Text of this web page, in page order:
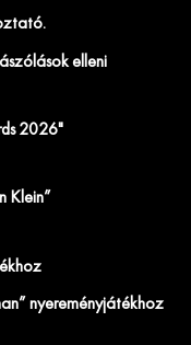
elleni
2026"
Klein”
nyereményjátékhoz